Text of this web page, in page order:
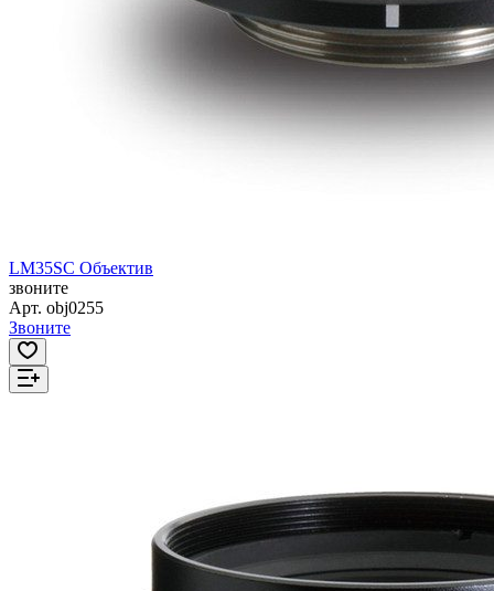
LM35SC Объектив
звоните
Арт. obj0255
Звоните